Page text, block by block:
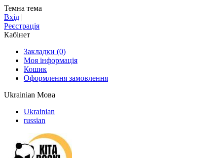
Темна тема
Вхід |
Реєстрація
Кабінет
Закладки (0)
Моя інформація
Кошик
Оформлення замовлення
Ukrainian Мова
Ukrainian
russian